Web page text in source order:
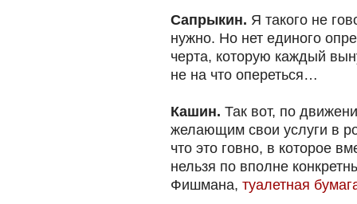
Сапрыкин. Я такого не
нужно. Но нет единого
черта, которую каждый
не на что опереться…
Кашин. Так вот, по
желающим свои услуги в
что это говно, в которое
нельзя по вполне
Фишмана, туалетная